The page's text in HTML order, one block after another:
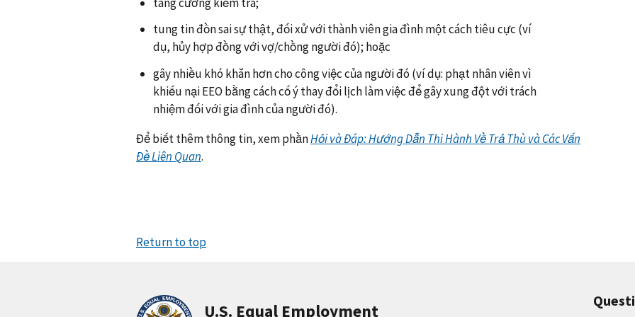
tung tin đồn sai sự thật, đối xử với thành viên gia đình một cách tiêu cực (ví
dụ, hủy hợp đồng với vợ/chồng người đó); hoặc
gây nhiều khó khăn hơn cho công việc của người đó (ví dụ: phạt nhân viên vì
khiếu nại EEO bằng cách cố ý thay đổi lịch làm việc để gây xung đột với trách
nhiệm đối với gia đình của người đó).
Để biết thêm thông tin, xem phầnHỏi và Đáp: Hướng Dẫn Thi Hành Về Trả Thù và Các Vấn
Đề Liên Quan.
Return to top
U.S. Equal Employment